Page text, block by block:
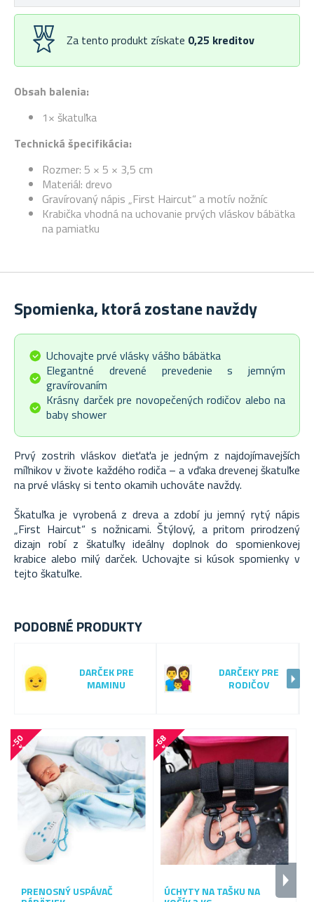
Obsah balenia:
1× škatuľka
Technická špecifikácia:
Rozmer: 5 × 5 × 3,5 cm
Materiál: drevo
Gravírovaný nápis „First Haircut“ a motív nožníc
Krabička vhodná na uchovanie prvých vláskov bábätka
na pamiatku
Za tento produkt získate 0,25 kreditov
Spomienka, ktorá zostane navždy
Uchovajte prvé vlásky vášho bábätka
Elegantné drevené prevedenie s jemným
gravírovaním
Krásny darček pre novopečených rodičov alebo na
baby shower
Prvý zostrih vláskov dieťaťa je jedným z najdojímavejších
míľnikov v živote každého rodiča – a vďaka drevenej škatuľke
na prvé vlásky si tento okamih uchováte navždy.
Škatuľka je vyrobená z dreva a zdobí ju jemný rytý nápis
„First Haircut“ s nožnicami. Štýlový, a pritom prirodzený
dizajn robí z škatuľky ideálny doplnok do spomienkovej
krabice alebo milý darček. Uchovajte si kúsok spomienky v
tejto škatuľke.
PODOBNÉ PRODUKTY
DARČEK PRE
MAMINU
DARČEKY PRE
RODIČOV
-
5
0
%
PRENOSNÝ USPÁVAČ
-
6
8
%
ÚCHYTY NA TAŠKU NA